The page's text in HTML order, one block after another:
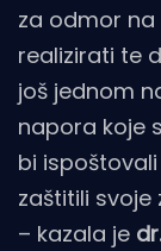
za odmor na
realizirati te
još jednom
napora koje
bi
zaštitili svoje
– kazala je